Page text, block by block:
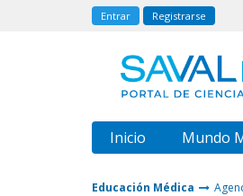
Entrar Registrarse
Inicio Mundo
Educación Médica